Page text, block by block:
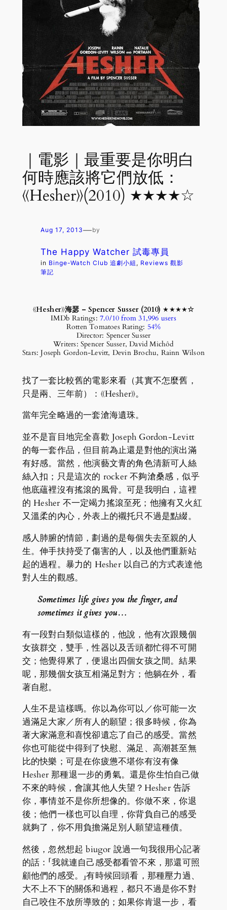
｜電影｜最重要是你明白
何時應該將它們放低：
《Hesher》(2010) ★★★★☆
Aug 17, 2013—by
The Happy Watcher 試毒專員
in Binge-Watch Club 追劇小組 , Reviews 觀影
筆記
《Hesher》海瑟 – Spencer Susser (2010) ★★★★☆
IMDb Ratings: 7.0/10 from 31,996 users
Rotten Tomatoes Rating: 54%
Director: Spencer Susser
Writers: Spencer Susser, David Michôd
Stars: Joseph Gordon-Levitt, Devin Brochu, Rainn Wilson
找了一套比較舊的電影來看（其實不怎麼舊，
只是兩、三年前）：《Hesher》。
當年完全略過的一套滄海遺珠。
並不是盲目地完全喜歡 Joseph Gordon-Levitt
的每一套作品，但目前為止還是對他的演出滿
有好感。當然，他演藝文青的角色清新可人絲
絲入扣；只是這次的 rocker 不夠滄桑感，似乎
他底蘊裡沒有搖滾的風骨。可是我明白，這裡
的 Hesher 不一定竭力搖滾至死；他擁有又火紅
又溫柔的內心，外表上的襯托只不過是點綴。
感人肺腑的情節，劃過的是每個失去至親的人
生。伸手扶持受了傷害的人，以及他們重新站
起的過程。暴力的 Hesher 以自己的方式表達他
對人生的觀感。
Sometimes life gives you the finger, and
sometimes it gives you…
有一段對白類似這樣的，他說，他有次跟幾個
女孩群交，雙手，性器以及舌頭都忙得不可開
交；他覺得累了，便退出四個女孩之間。結果
呢，那幾個女孩互相滿足對方；他躺在外，看
著自慰。
人生不是這樣嗎。你以為你可以／你可能一次
過滿足大家／所有人的願望；很多時候，你為
著大家滿意和喜悅卻遺忘了自己的感受。當然
你也可能從中得到了快慰、滿足、高潮甚至無
比的快樂；可是在你疲憊不堪你有沒有像
Hesher 那種退一步的勇氣。還是你生怕自己做
不來的時候，會讓其他人失望？Hesher 告訴
你，事情並不是你所想像的。你做不來，你退
後；他們一樣也可以自理，你背負自己的感受
就夠了，你不用負擔滿足別人願望這種債。
然後，忽然想起 biugor 說過一句我很用心記著
的話：「我就連自己感受都看管不來，那還可照
顧他們的感受。」有時候回頭看，那種壓力過、
大不上不下的關係和過程，都只不過是你不對
自己咬住不放所導致的；如果你肯退一步，看